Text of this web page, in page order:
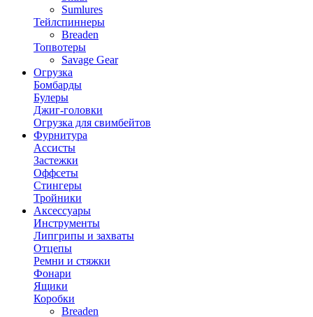
Sumlures
Тейлспиннеры
Breaden
Топвотеры
Savage Gear
Огрузка
Бомбарды
Булеры
Джиг-головки
Огрузка для свимбейтов
Фурнитура
Ассисты
Застежки
Оффсеты
Стингеры
Тройники
Аксессуары
Инструменты
Липгрипы и захваты
Отцепы
Ремни и стяжки
Фонари
Ящики
Коробки
Breaden